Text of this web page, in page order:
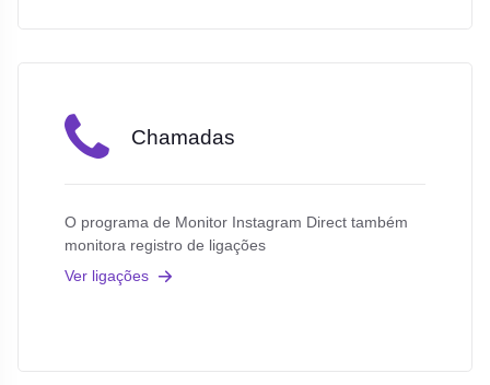
Chamadas
O programa de Monitor Instagram Direct também
monitora registro de ligações
Ver ligações